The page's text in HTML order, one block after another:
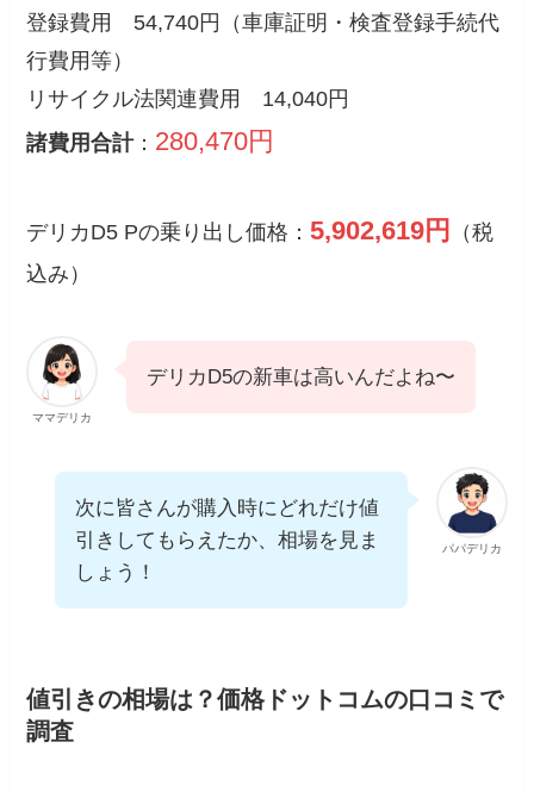
登録費用 54,740円（車庫証明・検査登録手続代
行費用等）
リサイクル法関連費用 14,040円
諸費用合計： 280,470円
デリカD5 Pの乗り出し価格：5,902,619円
（税
込み）
ママデリカ
デリカD5の新車は高いんだよね〜
パパデリカ
次に皆さんが購入時にどれだけ値
引きしてもらえたか、相場を見ま
しょう！
値引きの相場は？価格ドットコムの口コミで
調査